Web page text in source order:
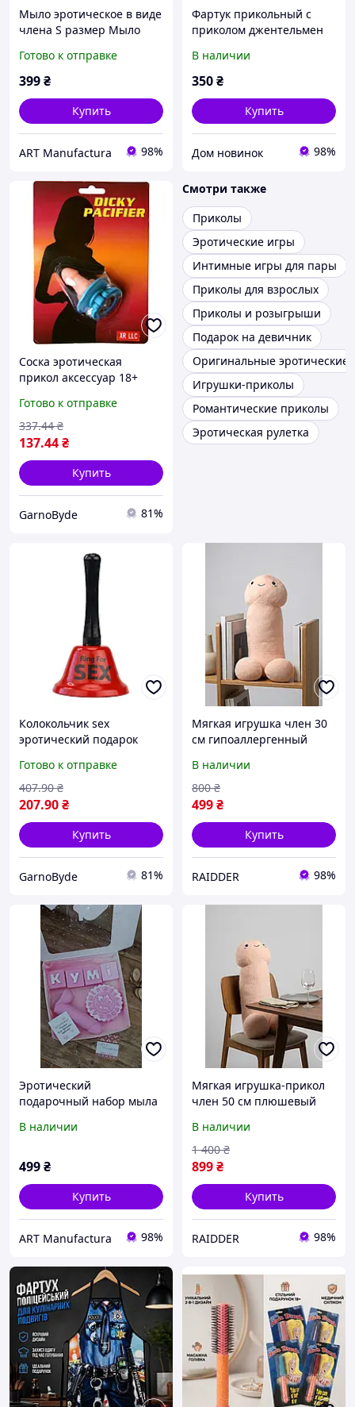
Мыло эротическое в виде
члена S размер Мыло
секс прикол
Готово к отправке
399₴
Купить
ART Manufactura 98%
Фартук прикольный с
приколом джентельмен
карнавал приколов
эролтический юморной
В наличии
350₴
Купить
Дом новинок 98%
Соска эротическая
прикол аксессуар 18+
модель вилли необычный
подарок для взрослых
Готово к отправке
137.44₴
337.44 ₴
Купить
GarnoByde 81%
Смотри также
Приколы
Эротические игры
Интимные игры для пары
Приколы для взрослых
Приколы и розыгрыши
Подарок на девичник
Оригинальные эротические
Игрушки-приколы
Романтические приколы
Эротическая рулетка
Колокольчик sex
эротический подарок
карнавал приколов для
взрослых настольный
звонок
Готово к отправке
207.90₴
407.90 ₴
Купить
GarnoByde 81%
Мягкая игрушка член 30
см гипоаллергенный
для взрослых игрушка
для сна эротический
подарок прикол бежевый
В наличии
499₴
800 ₴
Купить
RAIDDER 98%
Эротический
подарочный набор мыла
Подарок прикол 18+
В наличии
499₴
Купить
ART Manufactura 98%
Мягкая игрушка-прикол
член 50 см плюшевый
гипоаллергенная
декоративная подушка
эротический подарок
бежевый
В наличии
899₴
1 400 ₴
Купить
RAIDDER 98%